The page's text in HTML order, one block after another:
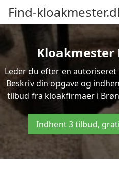
Find-
Kloakmester
Leder du efter en
Beskriv din opgave og
tilbud fra kloakfirmaer i
Indhent 3 tilbud,